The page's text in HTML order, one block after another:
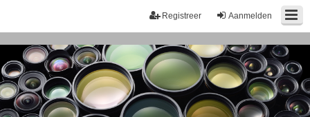
Aanmelden
Registreer